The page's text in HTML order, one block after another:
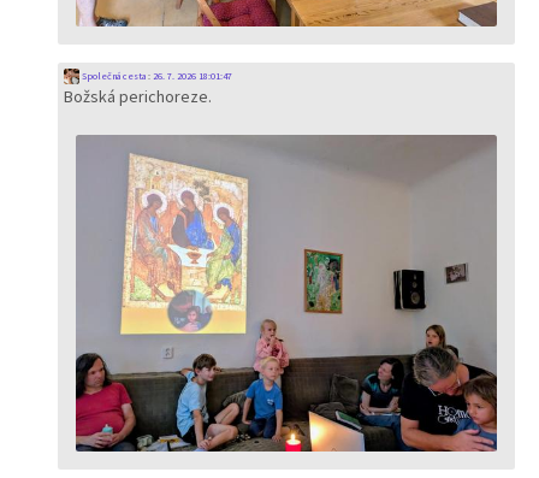
Společná cesta: 26. 7. 2026 18:01:47
Božská perichoreze.